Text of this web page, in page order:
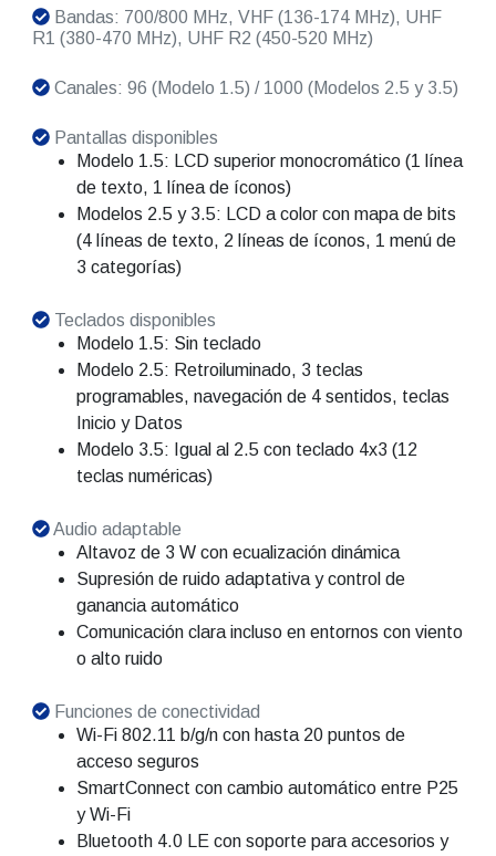
Bandas: 700/800 MHz, VHF (136-174 MHz), UHF
R1 (380-470 MHz), UHF R2 (450-520 MHz)
Canales: 96 (Modelo 1.5) / 1000 (Modelos 2.5 y 3.5)
Pantallas disponibles
Modelo 1.5: LCD superior monocromático (1 línea
de texto, 1 línea de íconos)
Modelos 2.5 y 3.5: LCD a color con mapa de bits
(4 líneas de texto, 2 líneas de íconos, 1 menú de
3 categorías)
Teclados disponibles
Modelo 1.5: Sin teclado
Modelo 2.5: Retroiluminado, 3 teclas
programables, navegación de 4 sentidos, teclas
Inicio y Datos
Modelo 3.5: Igual al 2.5 con teclado 4x3 (12
teclas numéricas)
Audio adaptable
Altavoz de 3 W con ecualización dinámica
Supresión de ruido adaptativa y control de
ganancia automático
Comunicación clara incluso en entornos con viento
o alto ruido
Funciones de conectividad
Wi-Fi 802.11 b/g/n con hasta 20 puntos de
acceso seguros
SmartConnect con cambio automático entre P25
y Wi-Fi
Bluetooth 4.0 LE con soporte para accesorios y